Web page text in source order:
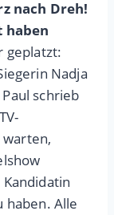
nach Dreh!
haben
geplatzt:
Nadja
schrieb
warten,
haben. Alle